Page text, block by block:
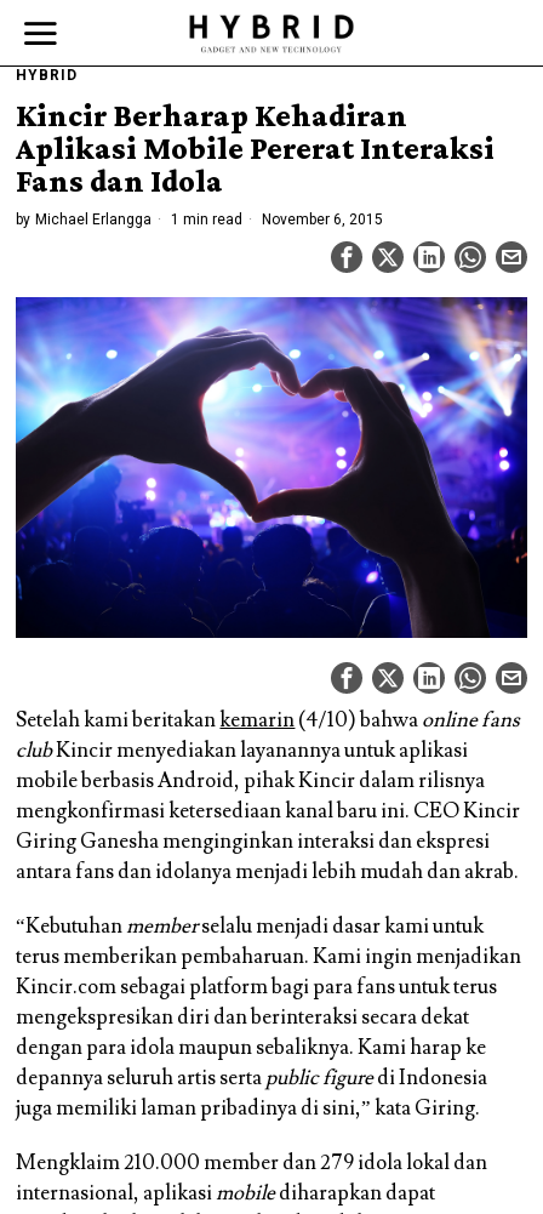
HYBRID
Kincir Berharap Kehadiran
Aplikasi Mobile Pererat Interaksi
Fans dan Idola
by Michael Erlangga 1 min read November 6, 2015
Setelah kami beritakankemarin(4/10) bahwaonline fans
clubKincir menyediakan layanannya untuk aplikasi
mobile berbasis Android, pihak Kincir dalam rilisnya
mengkonfirmasi ketersediaan kanal baru ini. CEO Kincir
Giring Ganesha menginginkan interaksi dan ekspresi
antara fans dan idolanya menjadi lebih mudah dan akrab.
“Kebutuhanmemberselalu menjadi dasar kami untuk
terus memberikan pembaharuan. Kami ingin menjadikan
Kincir.com sebagai platform bagi para fans untuk terus
mengekspresikan diri dan berinteraksi secara dekat
dengan para idola maupun sebaliknya. Kami harap ke
depannya seluruh artis sertapublic figuredi Indonesia
juga memiliki laman pribadinya di sini,” kata Giring.
Mengklaim 210.000 member dan 279 idola lokal dan
internasional, aplikasimobilediharapkan dapat